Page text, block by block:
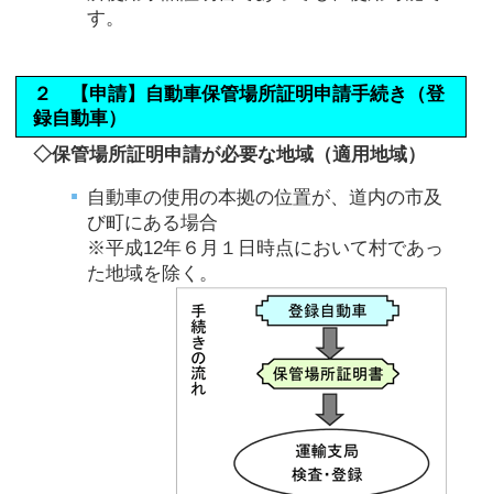
す。
２ 【申請】自動車保管場所証明申請手続き（登
録自動車）
◇保管場所証明申請が必要な地域（適用地域）
自動車の使用の本拠の位置が、道内の市及
び町にある場合
※平成12年６月１日時点において村であっ
た地域を除く。